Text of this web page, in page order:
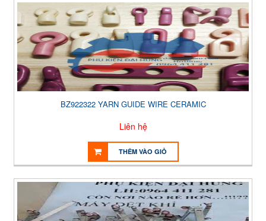
BZ922322 YARN GUIDE WIRE CERAMIC
Liên hệ
THÊM VÀO GIỎ